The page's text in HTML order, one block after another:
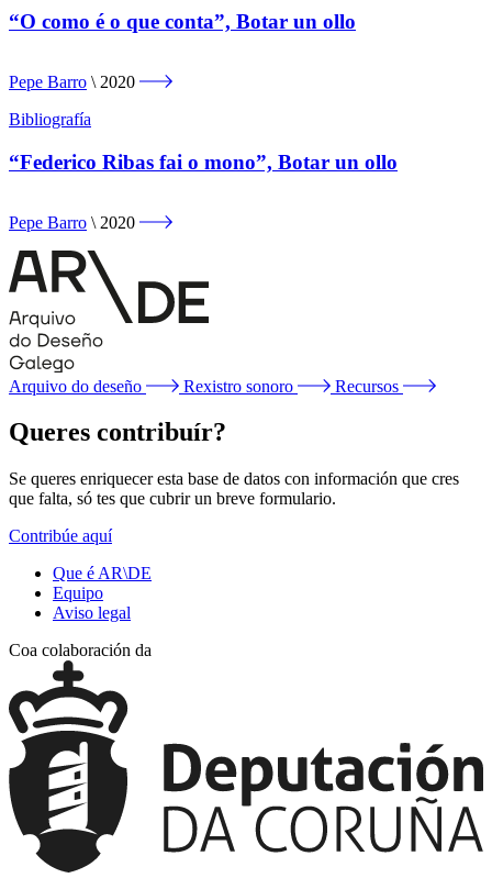
“O como é o que conta”, Botar un ollo
Pepe Barro
2020
Bibliografía
“Federico Ribas fai o mono”, Botar un ollo
Pepe Barro 2020
Arquivo do deseño Rexistro sonoro Recursos
Queres contribuír?
Se queres enriquecer esta base de datos con información que cres
que falta, só tes que cubrir un breve formulario.
Contribúe aquí
Que é AR\DE
Equipo
Aviso legal
Coa colaboración da